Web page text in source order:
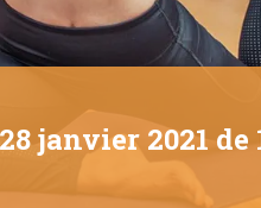
28 janvier 2021 de